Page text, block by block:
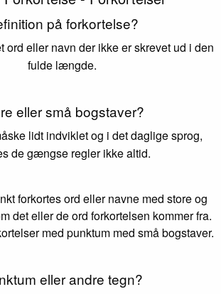
på forkortelse?
ord eller navn der ikke er skrevet ud i den
fulde længde.
eller små bogstaver?
lidt indviklet og i det daglige sprog,
de gængse regler ikke altid.
forkortes ord eller navne med store og
det eller de ord forkortelsen kommer fra.
med punktum med små bogstaver.
eller andre tegn?